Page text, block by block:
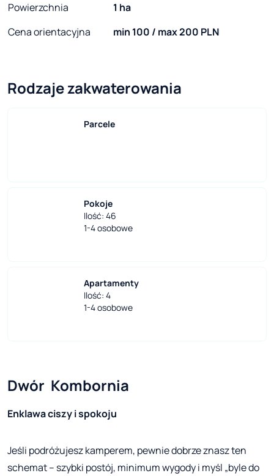
Powierzchnia
1 ha
Cena orientacyjna
min 100 / max 200 PLN
Rodzaje zakwaterowania
Parcele
Pokoje
Ilość: 46
1-4 osobowe
Apartamenty
Ilość: 4
1-4 osobowe
Dwór  Kombornia
Enklawa ciszy i spokoju
Jeśli podróżujesz kamperem, pewnie dobrze znasz ten
schemat – szybki postój, minimum wygody i myśl „byle do